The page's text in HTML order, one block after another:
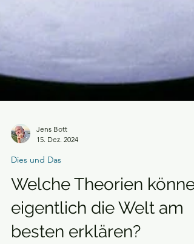
Jens Bott
15. Dez. 2024
Dies und Das
Welche Theorien